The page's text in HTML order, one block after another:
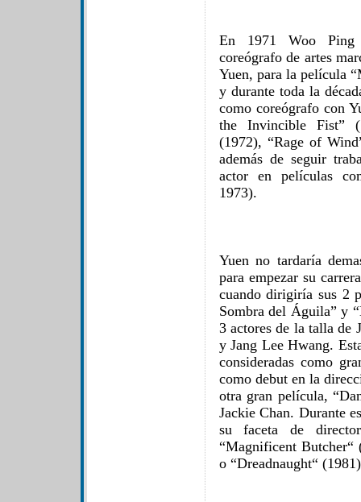
En 1971 Woo Ping
coreógrafo de artes
Yuen, para la película
y durante toda la
como coreógrafo con
the Invincible Fist”
(1972), “Rage of
además de seguir
actor en películas
1973).
Yuen no tardaría
para empezar su
cuando dirigiría sus 2
Sombra del Águila” y
3 actores de la talla de
y Jang Lee Hwang.
consideradas como
como debut en la
otra gran película,
Jackie Chan. Durante
su faceta de
“Magnificent Butcher“
o “Dreadnaught“